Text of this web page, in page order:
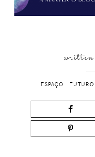
ESPAÇO . FUTURO